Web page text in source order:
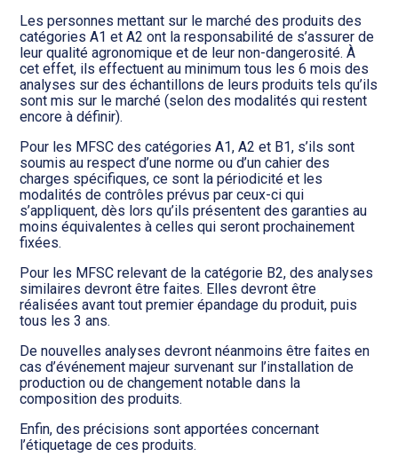
Les personnes mettant sur le marché des produits des
catégories A1 et A2 ont la responsabilité de s’assurer de
leur qualité agronomique et de leur non-dangerosité. À
cet effet, ils effectuent au minimum tous les 6 mois des
analyses sur des échantillons de leurs produits tels qu’ils
sont mis sur le marché (selon des modalités qui restent
encore à définir).
Pour les MFSC des catégories A1, A2 et B1, s’ils sont
soumis au respect d’une norme ou d’un cahier des
charges spécifiques, ce sont la périodicité et les
modalités de contrôles prévus par ceux-ci qui
s’appliquent, dès lors qu’ils présentent des garanties au
moins équivalentes à celles qui seront prochainement
fixées.
Pour les MFSC relevant de la catégorie B2, des analyses
similaires devront être faites. Elles devront être
réalisées avant tout premier épandage du produit, puis
tous les 3 ans.
De nouvelles analyses devront néanmoins être faites en
cas d’événement majeur survenant sur l’installation de
production ou de changement notable dans la
composition des produits.
Enfin, des précisions sont apportées concernant
l’étiquetage de ces produits.